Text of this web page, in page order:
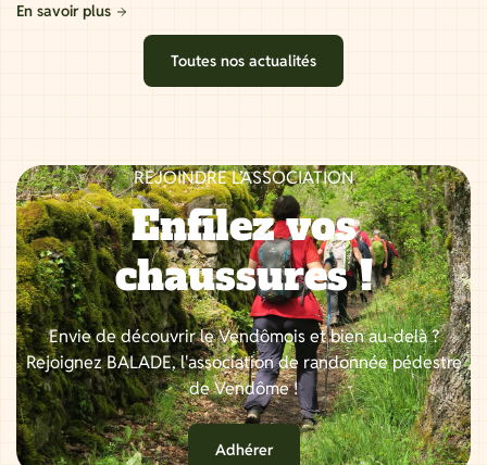
En savoir plus
Toutes nos actualités
REJOINDRE L’ASSOCIATION
Enfilez vos
chaussures !
Envie de découvrir le Vendômois et bien au-delà ?
Rejoignez BALADE, l'association de randonnée pédestre
de Vendôme !
Adhérer